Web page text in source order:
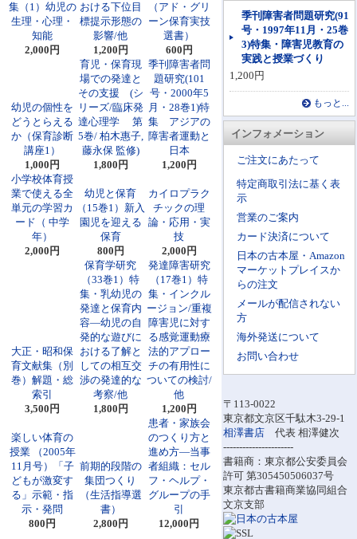
季刊障害者問題研究(91
号・1997年11月・25巻
3)特集・障害児教育の
実践と授業づくり
1,200円
もっと...
インフォメーション
ご注文にあたって
特定商取引法に基く表
示
営業のご案内
カード決済について
日本の古本屋・Amazon
マーケットプレイスか
らの注文
メールが配信されない
方
海外発送について
お問い合わせ
〒113-0022
東京都文京区千駄木3-29-1
相澤書店 代表 相澤健次
----------------------
書籍商：東京都公安委員会
許可 第305450506037号
東京都古書籍商業協同組合
文京支部
集（1）幼児の
生理・心理・
知能
2,000円
おける下位目
標提示形態の
影響/他
1,200円
（アド・グリ
ーン保育実技
選書）
600円
幼児の個性を
どうとらえる
か（保育診断
講座1）
1,000円
育児・保育現
場での発達と
その支援 (シ
リーズ/臨床発
達心理学 第
5巻/ 柏木惠子,
藤永保 監修)
1,800円
季刊障害者問
題研究(101
号・2000年5
月・28巻1)特
集 アジアの
障害者運動と
日本
1,200円
小学校体育授
業で使える全
単元の学習カ
ード（ 中学
年）
2,000円
幼児と保育
（15巻1）新入
園児を迎える
保育
800円
カイロプラク
チックの理
論・応用・実
技
2,000円
大正・昭和保
育文献集（別
巻）解題・総
索引
3,500円
保育学研究
（33巻1）特
集・乳幼児の
発達と保育内
容―幼児の自
発的な遊びに
おける了解と
しての相互交
渉の発達的な
考察/他
1,800円
発達障害研究
（17巻1）特
集・インクル
ージョン/重複
障害児に対す
る感覚運動療
法的アプロー
チの有用性に
ついての検討/
他
1,200円
楽しい体育の
授業 （2005年
11月号）「子
どもが激変す
る」示範・指
示・発問
800円
前期的段階の
集団つくり
（生活指導選
書）
2,800円
患者・家族会
のつくり方と
進め方―当事
者組織：セル
フ・ヘルプ・
グループの手
引
12,000円